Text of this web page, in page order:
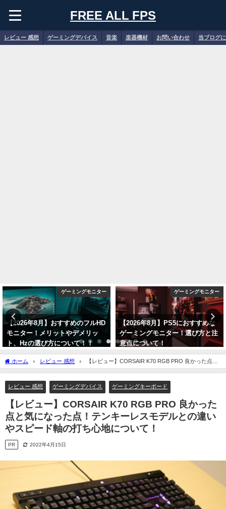
FREE ALL FPS
レビュー 感想 ゲーミングデバイス 音楽 楽器機材 お問い合わせ 当ブログ
ゲーミングモニター
【2026年8月】PS5におすすめな
ゲーミングモニター！選び方と注
意点について！
ゲーミングヘッドセット
【2024年】ゲーム実況、配信にお
すすめなマイク！ヘッドセットと
の違いと選び方について！【スト
リーマー向け】
ホーム レビュー 感想
【レビュー】CORSAIR K70 RGB PRO 良かった点と
気になった点！テンキーレスモデルとの違いやスピード軸の打ち心地について！
レビュー 感想 ゲーミングデバイス ゲーミングキーボード
【レビュー】CORSAIR K70 RGB PRO 良かった
点と気になった点！テンキーレスモデルとの違い
やスピード軸の打ち心地について！
PR 2022年4月15日